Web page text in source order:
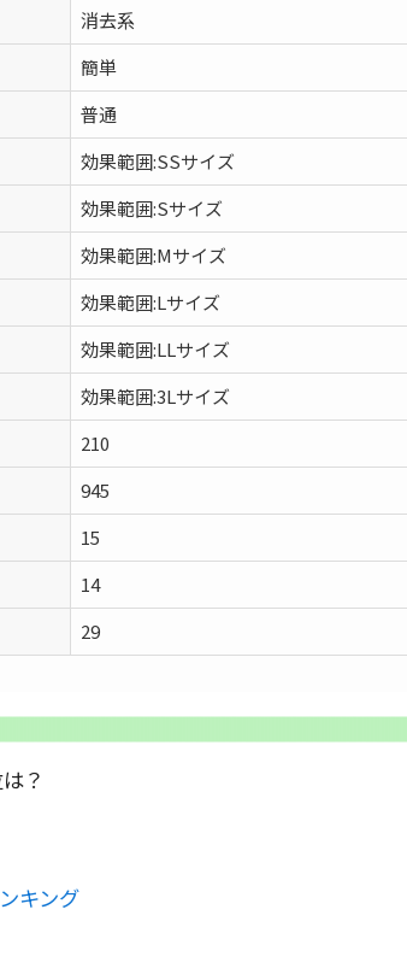
消去系
簡単
普通
効果範囲:SSサイズ
効果範囲:Sサイズ
効果範囲:Mサイズ
効果範囲:Lサイズ
効果範囲:LLサイズ
効果範囲:3Lサイズ
210
945
15
14
29
？
キング